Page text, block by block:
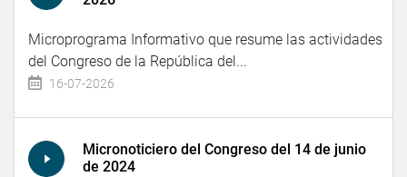
Microprograma Informativo que resume las actividades
del Congreso de la República del...
16-07-2026
Micronoticiero del Congreso del 14 de junio
de 2024